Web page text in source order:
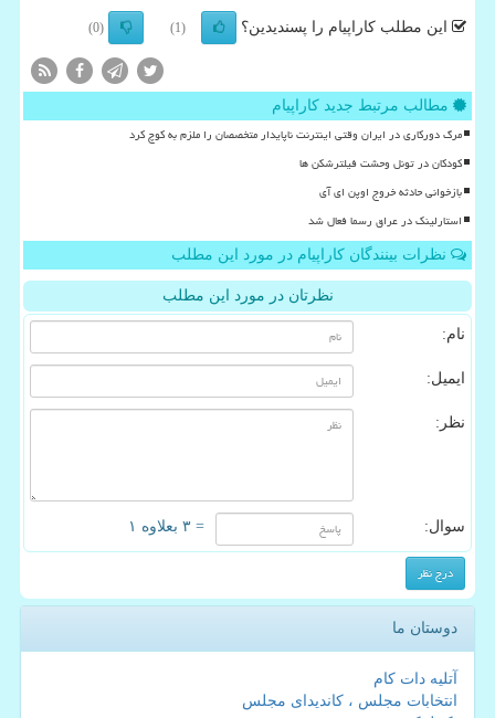
این مطلب کاراپیام را پسندیدین؟ (1)
(0)
مطالب مرتبط جدید کاراپیام
مرگ دورکاری در ایران وقتی اینترنت ناپایدار متخصصان را ملزم به کوچ کرد
کودکان در تونل وحشت فیلترشکن ها
بازخوانی حادثه خروج اوپن ای آی
استارلینک در عراق رسما فعال شد
نظرات بینندگان کاراپیام در مورد این مطلب
نظرتان در مورد این مطلب
نام:
ایمیل:
نظر:
سوال: = ۳ بعلاوه ۱
دوستان ما
آتلیه دات کام
انتخابات مجلس ، کاندیدای مجلس